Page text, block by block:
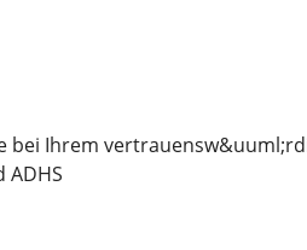
bei Ihrem